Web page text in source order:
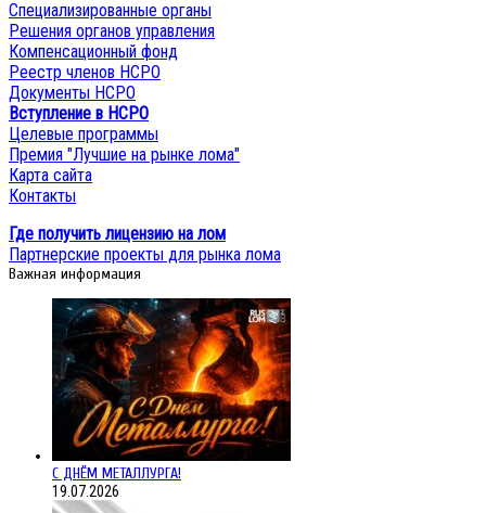
Специализированные органы
Решения органов управления
Компенсационный фонд
Реестр членов НСРО
Документы НСРО
Вступление в НСРО
Целевые программы
Премия "Лучшие на рынке лома"
Карта сайта
Контакты
Где получить лицензию на лом
Партнерские проекты для рынка лома
Важная информация
С ДНЁМ МЕТАЛЛУРГА!
19.07.2026